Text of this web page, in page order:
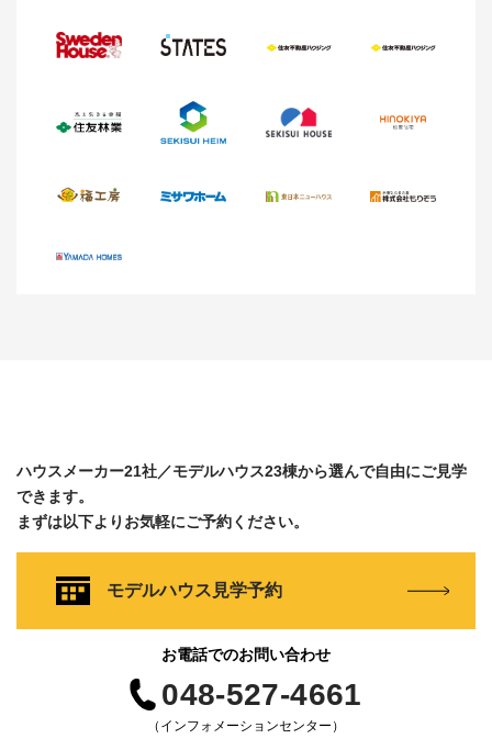
ハウスメーカー21社／モデルハウス23棟から選んで自由にご見学
できます。
まずは以下よりお気軽にご予約ください。
モデルハウス見学予約
お電話でのお問い合わせ
048-527-4661
（インフォメーションセンター）